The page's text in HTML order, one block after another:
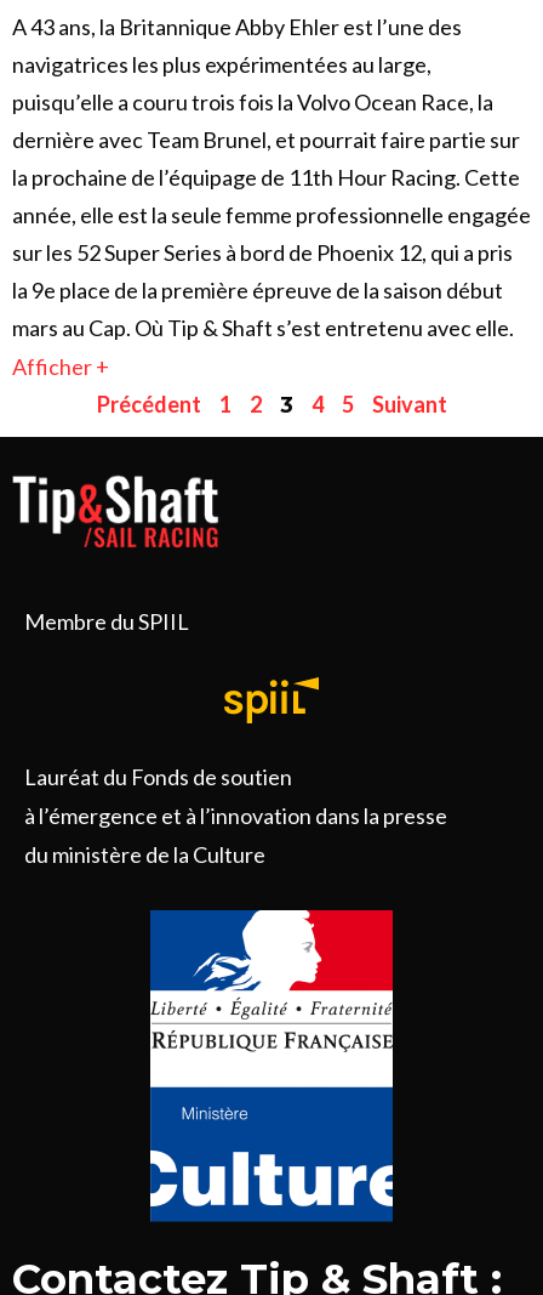
A 43 ans, la Britannique Abby Ehler est l’une des
navigatrices les plus expérimentées au large,
puisqu’elle a couru trois fois la Volvo Ocean Race, la
dernière avec Team Brunel, et pourrait faire partie sur
la prochaine de l’équipage de 11th Hour Racing. Cette
année, elle est la seule femme professionnelle engagée
sur les 52 Super Series à bord de Phoenix 12, qui a pris
la 9e place de la première épreuve de la saison début
mars au Cap. Où Tip & Shaft s’est entretenu avec elle.
Afficher +
Précédent
1 2 3 4 5 Suivant
Membre du SPIIL
Lauréat du Fonds de soutien
à l’émergence et à l’innovation dans la presse
du ministère de la Culture
Contactez Tip & Shaft :